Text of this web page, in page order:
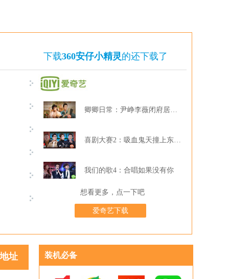
下载360安仔小精灵的还下载了
卿卿日常：尹峥李薇闭府居家打牌
喜剧大赛2：吸血鬼天撞上东北波er
我们的歌4：合唱如果没有你
想看更多，点一下吧
爱奇艺下载
址 装机必备